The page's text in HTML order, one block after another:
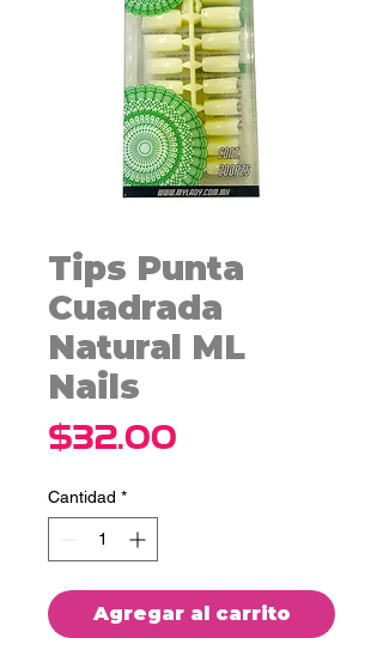
Tips Punta
Cuadrada
Natural ML
Nails
$32.00
Cantidad *
Agregar al carrito